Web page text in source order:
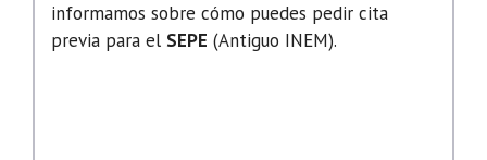
informamos sobre cómo puedes pedir cita
previa para el SEPE (Antiguo INEM).